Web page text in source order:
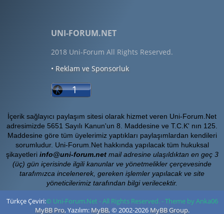
UNI-FORUM.NET
2018 Uni-Forum All Rights Reserved.
• Reklam ve Sponsorluk
İçerik sağlayıcı paylaşım sitesi olarak hizmet veren Uni-Forum.Net
adresimizde 5651 Sayılı Kanun'un 8. Maddesine ve T.C.K' nın 125.
Maddesine göre tüm üyelerimiz yaptıkları paylaşımlardan kendileri
sorumludur. Uni-Forum.Net hakkında yapılacak tüm hukuksal
şikayetleri info@uni-forum.netmail adresine ulaşıldıktan en geç 3
(üç) gün içerisinde ilgili kanunlar ve yönetmelikler çerçevesinde
tarafımızca incelenerek, gereken işlemler yapılacak ve site
yöneticilerimiz tarafından bilgi verilecektir.
© Uni-Forum.Net - All Rights Reserved. - Theme by Anka06
Türkçe Çeviri:
MyBB Pro, Yazılım: MyBB, © 2002-2026 MyBB Group.